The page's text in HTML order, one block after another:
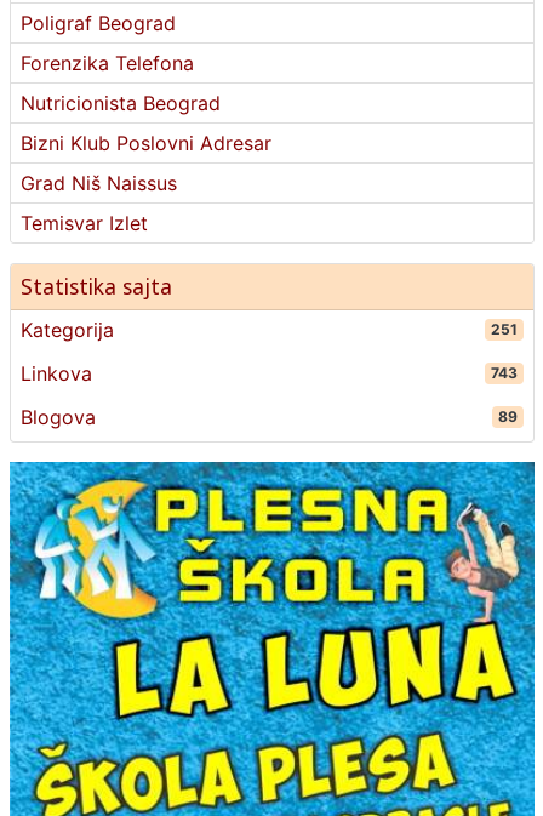
Poligraf Beograd
Forenzika Telefona
Nutricionista Beograd
Bizni Klub Poslovni Adresar
Grad Niš Naissus
Temisvar Izlet
Statistika sajta
Kategorija 251
Linkova 743
Blogova 89